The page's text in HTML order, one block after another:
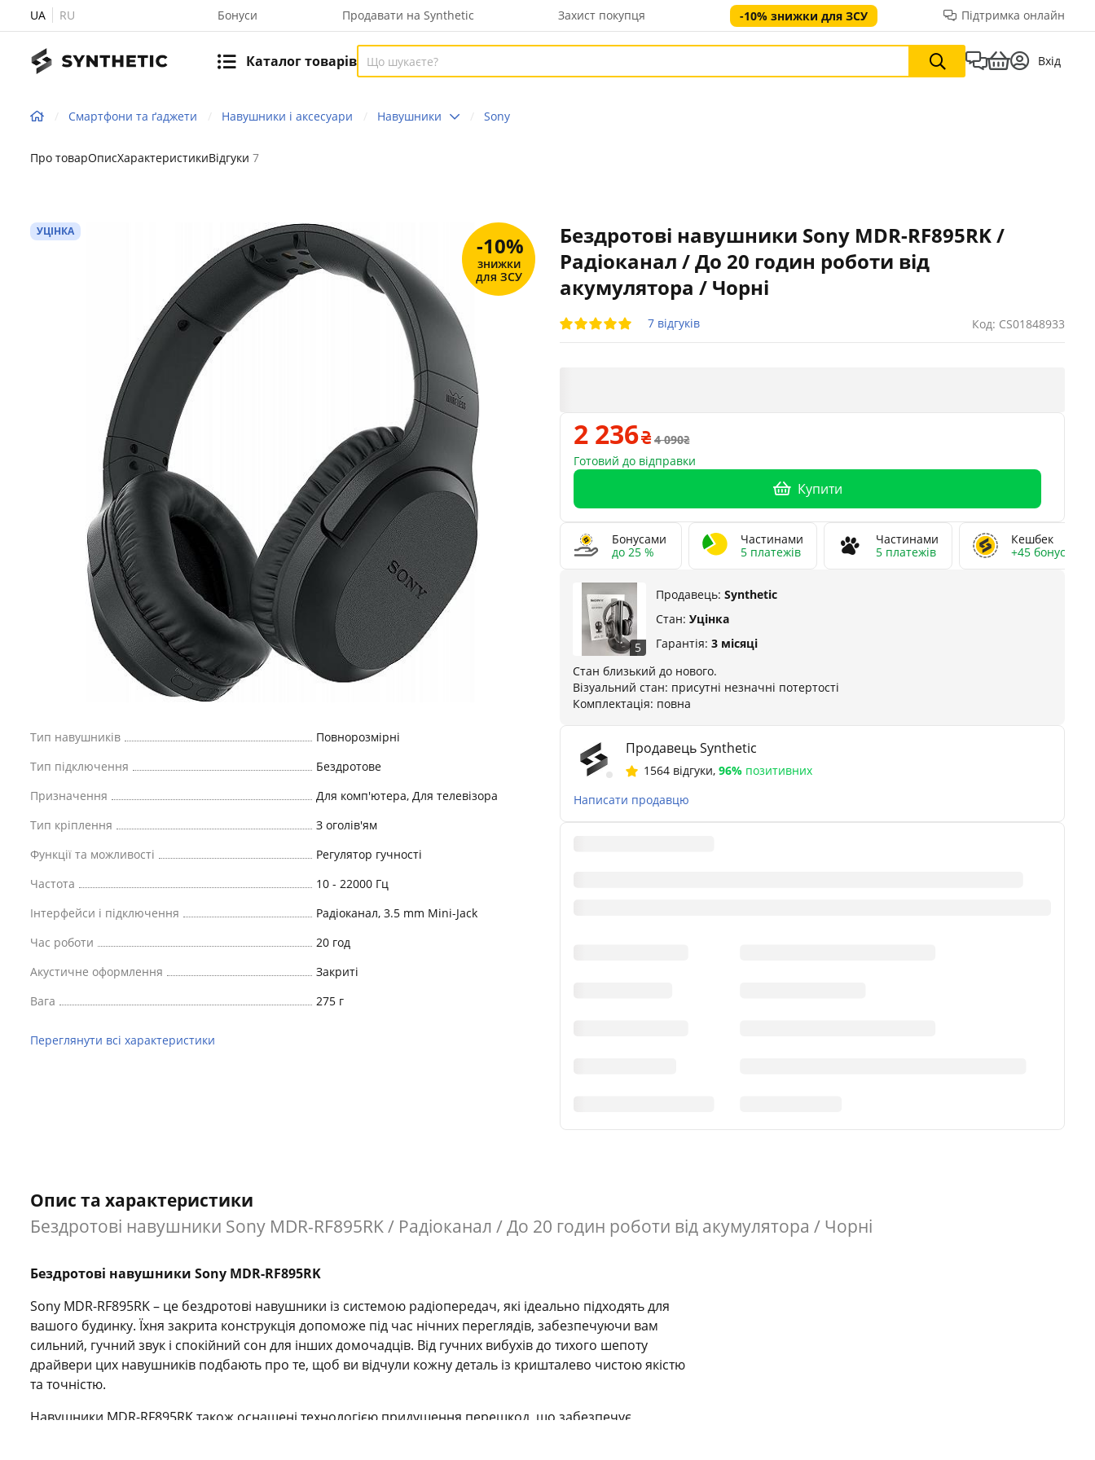
UA RU Бонуси Продавати на Synthetic Захист покупця -10% знижки для ЗСУ Підтримка онлайн
Каталог товарів Вхід
Смартфони та ґаджети Навушники і аксесуари Навушники Sony
Про товарОписХарактеристикиВідгуки 7
Бездротові навушники Sony MDR-RF895RK /
Радіоканал / До 20 годин роботи від
акумулятора / Чорні
7 відгуків Код: CS01848933
УЦІНКА
-10%
знижки
для ЗСУ
Тип навушників
Повнорозмірні
Тип підключення
Бездротове
Призначення
Для комп'ютера, Для телевізора
Тип кріплення
З оголів'ям
Функції та можливості
Регулятор гучності
Частота
10 - 22000 Гц
Інтерфейси і підключення
Радіоканал, 3.5 mm Mini-Jack
Час роботи
20 год
Акустичне оформлення
Закриті
Вага
275 г
Переглянути всі характеристики
2 236
4 090
Готовий до відправки
Купити
Бонусами
до 25 %
Частинами
5 платежів
Частинами
5 платежів
Кешбек
+45 бонусів
5
Продавець: Synthetic
Стан: Уцінка
Гарантія: 3 місяці
Стан близький до нового.
Візуальний стан: присутні незначні потертості
Комплектація: повна
Продавець Synthetic
1564 відгуки, 96% позитивних
Написати продавцю
Опис та характеристики
Бездротові навушники Sony MDR-RF895RK / Радіоканал / До 20 годин роботи від акумулятора / Чорні
Бездротові навушники Sony MDR-RF895RK
Sony MDR-RF895RK – це бездротові навушники із системою радіопередач, які ідеально підходять для
вашого будинку. Їхня закрита конструкція допоможе під час нічних переглядів, забезпечуючи вам
сильний, гучний звук і спокійний сон для інших домочадців. Від гучних вибухів до тихого шепоту
драйвери цих навушників подбають про те, щоб ви відчули кожну деталь із кришталево чистою якістю
та точністю.
Навушники MDR-RF895RK також оснащені технологією придушення перешкод, що забезпечує